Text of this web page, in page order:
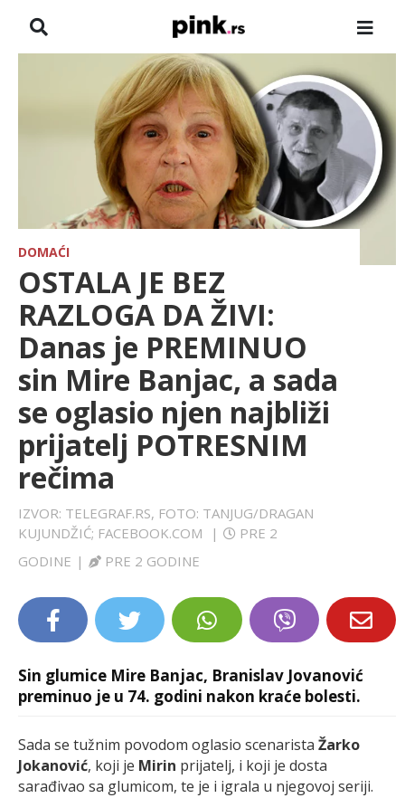
HRONIKA
FARMERI
TV
SPORT
LIFESTYLE
EXTRA
DOMAĆI
OSTALA JE BEZ
RAZLOGA DA ŽIVI:
Danas je PREMINUO
sin Mire Banjac, a sada
se oglasio njen najbliži
prijatelj POTRESNIM
rečima
IZVOR: TELEGRAF.RS, FOTO: TANJUG/DRAGAN
KUJUNDŽIĆ; FACEBOOK.COM
|
PRE 2
GODINE | PRE 2 GODINE
Sin glumice Mire Banjac, Branislav Jovanović
preminuo je u 74. godini nakon kraće bolesti.
Sada se tužnim povodom oglasio scenarista Žarko
Jokanović, koji je Mirin prijatelj, i koji je dosta
sarađivao sa glumicom, te je i igrala u njegovoj seriji.